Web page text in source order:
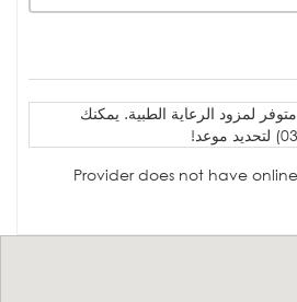
لمزود الرعاية الطبية. يمكنك
Provider does not have